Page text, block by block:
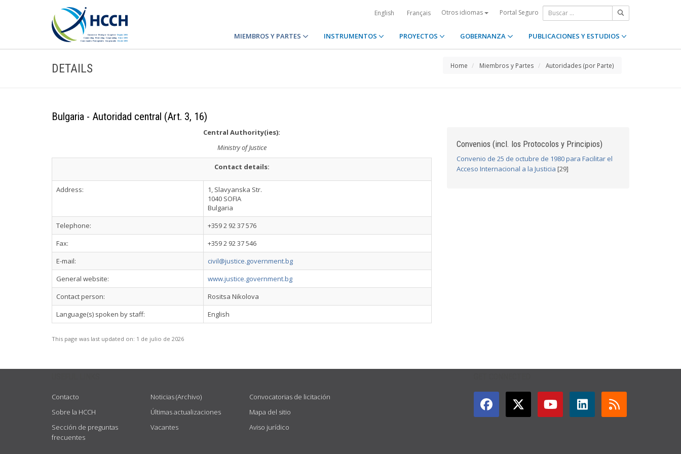
English Français Otros idiomas Portal Seguro
MIEMBROS Y PARTES INSTRUMENTOS PROYECTOS GOBERNANZA PUBLICACIONES Y ESTUDIOS
DETAILS Home Miembros y Partes Autoridades (por Parte)
Bulgaria - Autoridad central (Art. 3, 16)
Central Authority(ies):
Ministry of Justice
Contact details:
Address:
1, Slavyanska Str.
1040 SOFIA
Bulgaria
Telephone:
+359 2 92 37 576
Fax:
+359 2 92 37 546
E-mail:
civil@justice.government.bg
General website:
www.justice.government.bg
Contact person:
Rositsa Nikolova
Language(s) spoken by staff:
English
This page was last updated on: 1 de julio de 2026
Convenios (incl. los Protocolos y Principios)
Convenio de 25 de octubre de 1980 para Facilitar el
Acceso Internacional a la Justicia [29]
Contacto
Sobre la HCCH
Sección de preguntas
frecuentes
Noticias (Archivo)
Últimas actualizaciones
Vacantes
Convocatorias de licitación
Mapa del sitio
Aviso jurídico